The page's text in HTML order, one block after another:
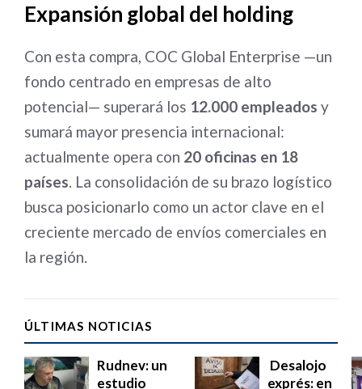
Expansión global del holding
Con esta compra, COC Global Enterprise —un
fondo centrado en empresas de alto
potencial— superará los 12.000 empleados y
sumará mayor presencia internacional:
actualmente opera con 20 oficinas en 18
países. La consolidación de su brazo logístico
busca posicionarlo como un actor clave en el
creciente mercado de envíos comerciales en
la región.
ÚLTIMAS NOTICIAS
Rudnev: un
estudio
Desalojo
exprés: en